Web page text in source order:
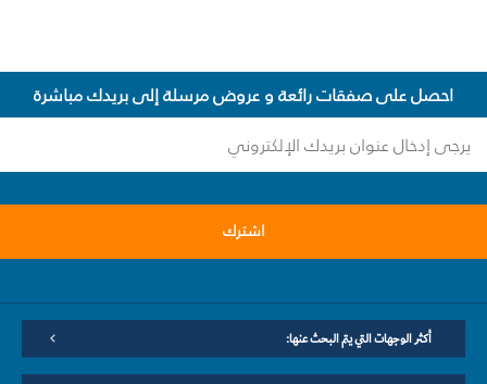
احصل على صفقات رائعة و عروض مرسلة إلى بريدك مباشرة
اشترك
أكثر الوجهات التي يتم البحث عنها: